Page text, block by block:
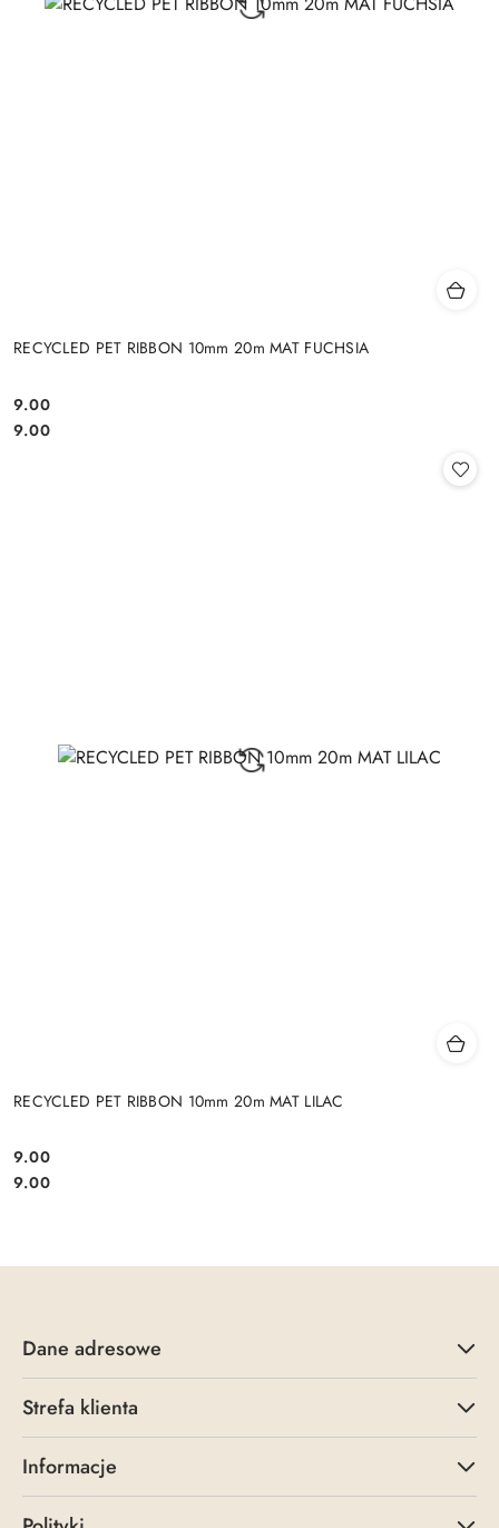
RECYCLED PET RIBBON 10mm 20m MAT FUCHSIA
Cena:
9.00
Cena:
9.00
RECYCLED PET RIBBON 10mm 20m MAT LILAC
Cena:
9.00
Cena:
9.00
Dane adresowe
Strefa klienta
Informacje